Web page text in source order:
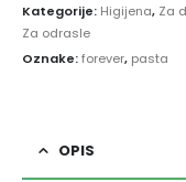
Kategorije: Higijena, Za
Za odrasle
Oznake:forever, pasta
OPIS